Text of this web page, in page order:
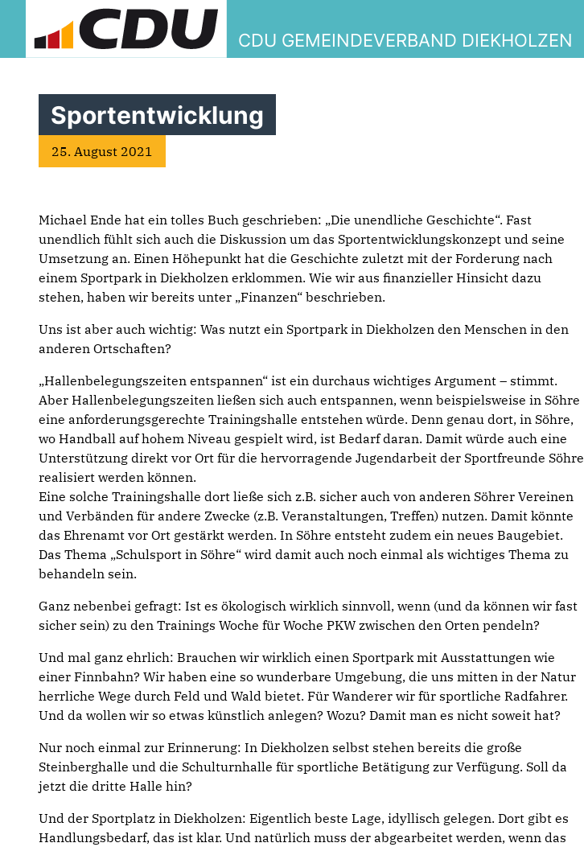
CDU GEMEINDEVERBAND DIEKHOLZEN
Sportentwicklung
25. August 2021
Michael Ende hat ein tolles Buch geschrieben: „Die unendliche Geschichte“. Fast
unendlich fühlt sich auch die Diskussion um das Sportentwicklungskonzept und seine
Umsetzung an. Einen Höhepunkt hat die Geschichte zuletzt mit der Forderung nach
einem Sportpark in Diekholzen erklommen. Wie wir aus finanzieller Hinsicht dazu
stehen, haben wir bereits unter „Finanzen“ beschrieben.
Uns ist aber auch wichtig: Was nutzt ein Sportpark in Diekholzen den Menschen in den
anderen Ortschaften?
„Hallenbelegungszeiten entspannen“ ist ein durchaus wichtiges Argument – stimmt.
Aber Hallenbelegungszeiten ließen sich auch entspannen, wenn beispielsweise in Söhre
eine anforderungsgerechte Trainingshalle entstehen würde. Denn genau dort, in Söhre,
wo Handball auf hohem Niveau gespielt wird, ist Bedarf daran. Damit würde auch eine
Unterstützung direkt vor Ort für die hervorragende Jugendarbeit der Sportfreunde Söhre
realisiert werden können.
Eine solche Trainingshalle dort ließe sich z.B. sicher auch von anderen Söhrer Vereinen
und Verbänden für andere Zwecke (z.B. Veranstaltungen, Treffen) nutzen. Damit könnte
das Ehrenamt vor Ort gestärkt werden. In Söhre entsteht zudem ein neues Baugebiet.
Das Thema „Schulsport in Söhre“ wird damit auch noch einmal als wichtiges Thema zu
behandeln sein.
Ganz nebenbei gefragt: Ist es ökologisch wirklich sinnvoll, wenn (und da können wir fast
sicher sein) zu den Trainings Woche für Woche PKW zwischen den Orten pendeln?
Und mal ganz ehrlich: Brauchen wir wirklich einen Sportpark mit Ausstattungen wie
einer Finnbahn? Wir haben eine so wunderbare Umgebung, die uns mitten in der Natur
herrliche Wege durch Feld und Wald bietet. Für Wanderer wir für sportliche Radfahrer.
Und da wollen wir so etwas künstlich anlegen? Wozu? Damit man es nicht soweit hat?
Nur noch einmal zur Erinnerung: In Diekholzen selbst stehen bereits die große
Steinberghalle und die Schulturnhalle für sportliche Betätigung zur Verfügung. Soll da
jetzt die dritte Halle hin?
Und der Sportplatz in Diekholzen: Eigentlich beste Lage, idyllisch gelegen. Dort gibt es
Handlungsbedarf, das ist klar. Und natürlich muss der abgearbeitet werden, wenn das